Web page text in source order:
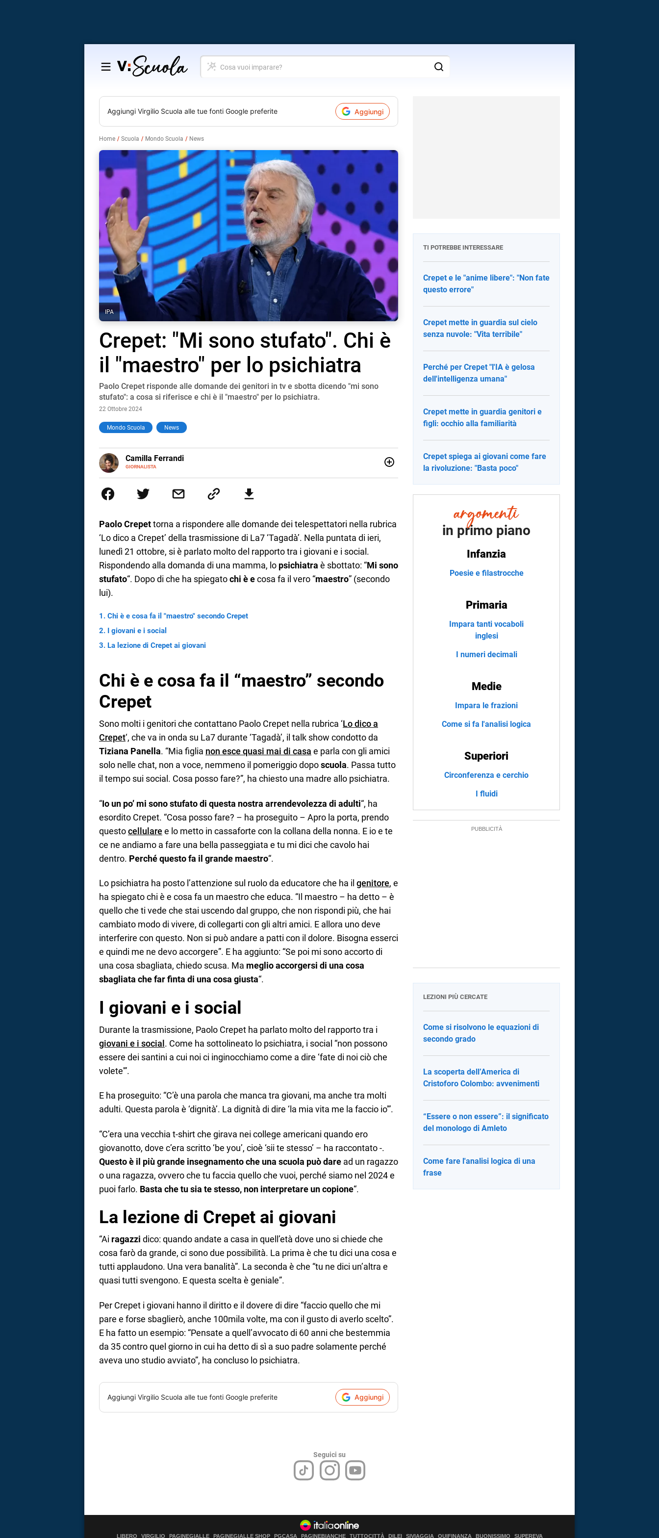
Salta
contenuto
Cosa
vuoi
Aggiungi Virgilio Scuola alle tue fonti Google preferite Aggiungi
Home Scuola Mondo Scuola News
IPA
Crepet: "Mi sono stufato". Chi è
il "maestro" per lo psichiatra
Paolo Crepet risponde alle domande dei genitori in tv e sbotta dicendo "mi sono
stufato": a cosa si riferisce e chi è il "maestro" per lo psichiatra.
22 Ottobre 2024
Mondo Scuola News
Camilla Ferrandi
GIORNALISTA
E-
MAIL
LINKEDIN
più fermata. L’attualità è il mio pane quotidiano, i libri la mia via per evadere e viaggiare con
la mente.
PaoloCrepettorna a rispondere alle domande dei telespettatori nella rubrica
‘Lo dico a Crepet’ della trasmissione di La7 ‘Tagadà’. Nella puntata di ieri,
lunedì 21 ottobre, si è parlato molto del rapporto tra i giovani e i social.
Rispondendo alla domanda di una mamma, lo psichiatra è sbottato: “Mi sono
stufato“. Dopo di che ha spiegatochi è ecosa fa il vero “maestro” (secondo
lui).
Chi è e cosa fa il "maestro" secondo Crepet
I giovani e i social
La lezione di Crepet ai giovani
Chi è e cosa fa il “maestro” secondo
Crepet
Sono molti i genitori che contattano Paolo Crepet nella rubrica ‘Lo dico a
Crepet‘, che va in onda su La7 durante ‘Tagadà’, il talk show condotto da
Tiziana Panella. “Mia figlia non esce quasi mai di casa e parla con gli amici
solo nelle chat, non a voce, nemmeno il pomeriggio doposcuola. Passa tutto
il tempo sui social. Cosa posso fare?”, ha chiesto una madre allo psichiatra.
“Io un po’ mi sono stufato di questa nostra arrendevolezza di adulti“, ha
esordito Crepet. “Cosa posso fare? – ha proseguito – Apro la porta, prendo
questocellulare e lo metto in cassaforte con la collana della nonna. E io e te
ce ne andiamo a fare una bella passeggiata e tu mi dici che cavolo hai
dentro. Perché questo fa il grande maestro“.
Lo psichiatra ha posto l’attenzione sul ruolo da educatore che ha il genitore, e
ha spiegato chi è e cosa fa un maestro che educa. “Il maestro – ha detto – è
quello che ti vede che stai uscendo dal gruppo, che non rispondi più, che hai
cambiato modo di vivere, di collegarti con gli altri amici. E allora uno deve
interferire con questo. Non si può andare a patti con il dolore. Bisogna esserci
e quindi me ne devo accorgere”. E ha aggiunto: “Se poi mi sono accorto di
una cosa sbagliata, chiedo scusa. Ma meglio accorgersi di una cosa
sbagliata che far finta di una cosa giusta“.
I giovani e i social
Durante la trasmissione, Paolo Crepet ha parlato molto del rapporto tra i
giovani e i social. Come ha sottolineato lo psichiatra, i social “non possono
essere dei santini a cui noi ci inginocchiamo come a dire ‘fate di noi ciò che
volete'”.
E ha proseguito: “C’è una parola che manca tra giovani, ma anche tra molti
adulti. Questa parola è ‘dignità’. La dignità di dire ‘la mia vita me la faccio io'”.
“C’era una vecchia t-shirt che girava nei college americani quando ero
giovanotto, dove c’era scritto ‘be you’, cioè ‘sii te stesso’ – ha raccontato -.
Questo è il più grande insegnamento che una scuola può dare ad un ragazzo
o una ragazza, ovvero che tu faccia quello che vuoi, perché siamo nel 2024 e
puoi farlo. Basta che tu sia te stesso, non interpretare un copione“.
La lezione di Crepet ai giovani
“Ai ragazzi dico: quando andate a casa in quell’età dove uno si chiede che
cosa farò da grande, ci sono due possibilità. La prima è che tu dici una cosa e
tutti applaudono. Una vera banalità”. La seconda è che “tu ne dici un’altra e
quasi tutti svengono. E questa scelta è geniale”.
Per Crepet i giovani hanno il diritto e il dovere di dire “faccio quello che mi
pare e forse sbaglierò, anche 100mila volte, ma con il gusto di averlo scelto”.
E ha fatto un esempio: “Pensate a quell’avvocato di 60 anni che bestemmia
da 35 contro quel giorno in cui ha detto di sì a suo padre solamente perché
aveva uno studio avviato”, ha concluso lo psichiatra.
Aggiungi Virgilio Scuola alle tue fonti Google preferite Aggiungi
TI POTREBBE INTERESSARE
Crepet e le "anime libere": "Non fate
questo errore"
Crepet mette in guardia sul cielo
senza nuvole: "Vita terribile"
Perché per Crepet "l'IA è gelosa
dell'intelligenza umana"
Crepet mette in guardia genitori e
figli: occhio alla familiarità
Crepet spiega ai giovani come fare
la rivoluzione: "Basta poco"
in primo piano
Infanzia
Poesie e filastrocche
Primaria
Impara tanti vocaboli
inglesi
I numeri decimali
Medie
Impara le frazioni
Come si fa l'analisi logica
Superiori
Circonferenza e cerchio
I fluidi
LEZIONI PIÙ CERCATE
Come si risolvono le equazioni di
secondo grado
La scoperta dell’America di
Cristoforo Colombo: avvenimenti
“Essere o non essere”: il significato
del monologo di Amleto
Come fare l'analisi logica di una
frase
Seguici su
LIBERO VIRGILIO PAGINEGIALLE PAGINEGIALLE SHOP PGCASA PAGINEBIANCHE TUTTOCITTÀ DILEI SIVIAGGIA QUIFINANZA BUONISSIMO SUPEREVA